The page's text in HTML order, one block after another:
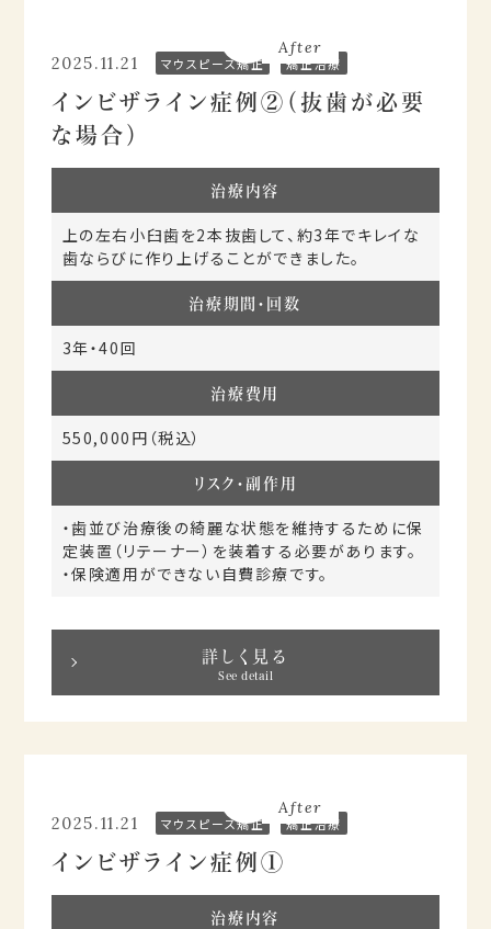
After
2025.11.21 マウスピース矯正 矯正治療
インビザライン症例②（抜歯が必要
な場合）
治療内容
上の左右小臼歯を2本抜歯して、約3年でキレイな
歯ならびに作り上げることができました。
治療期間・回数
3年・40回
治療費用
550,000円（税込）
リスク・副作用
・歯並び治療後の綺麗な状態を維持するために保
定装置（リテーナー）を装着する必要があります。
・保険適用ができない自費診療です。
詳しく見る
See detail
After
2025.11.21 マウスピース矯正 矯正治療
インビザライン症例①
治療内容